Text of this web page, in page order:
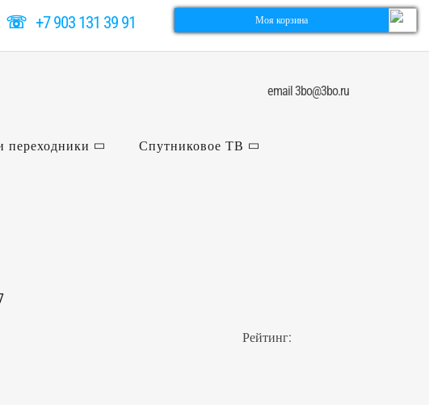
☏+7 903 131 39 91 Моя корзина
email 3bo@3bo.ru
переходники
Спутниковое ТВ
Рейтинг: